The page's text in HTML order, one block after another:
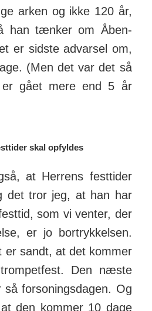
arken og ikke 120 år,
han tænker om Åben­
er sidste ad­varsel om,
(Men det var det så
gået mere end 5 år
skal opfyldes
at Herrens fest­­tider
det tror jeg, at han har
som vi venter, der
er jo bort­ryk­kelsen.
er sandt, at det kommer
Den næste
for­son­ings­dagen. Og
den kommer 10 dage